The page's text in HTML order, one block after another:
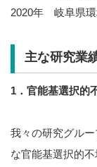
2020年 岐阜県環
主な研究業
1 ．官能基選択的
我々の研究グル
な官能基選択的